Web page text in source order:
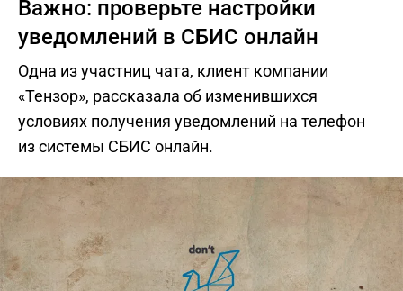
Важно: проверьте настройки
уведомлений в СБИС онлайн
Одна из участниц чата, клиент компании
«Тензор», рассказала об изменившихся
условиях получения уведомлений на телефон
из системы СБИС онлайн.